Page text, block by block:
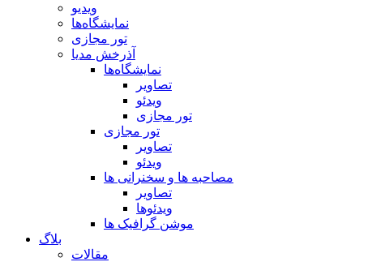
ویدیو
نمایشگاه‌ها
تور مجازی
آذرخش مدیا
نمایشگاه‌ها
تصاویر
ویدئو
تور مجازی
تور مجازی
تصاویر
ویدئو
مصاحبه ها و سخنرانی ها
تصاویر
ویدئوها
موشن گرافیک ها
بلاگ
مقالات